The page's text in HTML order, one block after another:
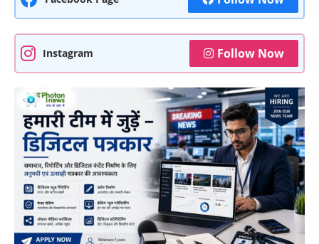
Instagram Follow Now